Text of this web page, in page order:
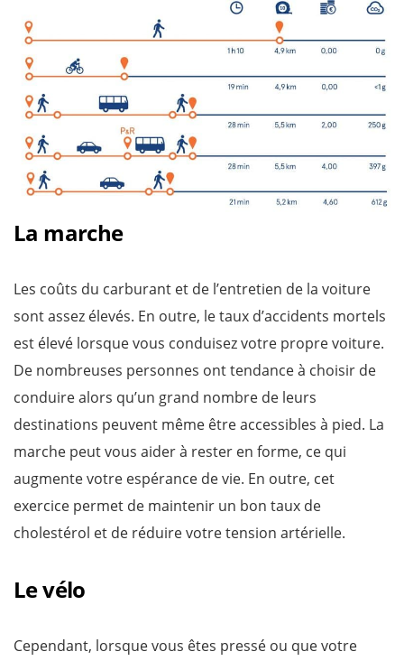
La marche
Les coûts du carburant et de l’entretien de la voiture
sont assez élevés. En outre, le taux d’accidents mortels
est élevé lorsque vous conduisez votre propre voiture.
De nombreuses personnes ont tendance à choisir de
conduire alors qu’un grand nombre de leurs
destinations peuvent même être accessibles à pied. La
marche peut vous aider à rester en forme, ce qui
augmente votre espérance de vie. En outre, cet
exercice permet de maintenir un bon taux de
cholestérol et de réduire votre tension artérielle.
Le vélo
Cependant, lorsque vous êtes pressé ou que votre